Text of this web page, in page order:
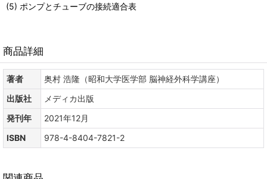
(5) ポンプとチューブの接続適合表
商品詳細
著者
奥村 浩隆（昭和大学医学部 脳神経外科学講座）
出版社
メディカ出版
発刊年
2021年12月
ISBN
978-4-8404-7821-2